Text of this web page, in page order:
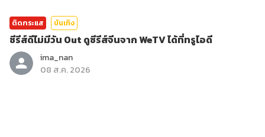
ติดกระแส บันเทิง
ซีรีส์ดีไม่มีวัน Out ดูซีรีส์จีนจาก WeTV ได้ที่ทรูไอดี
ima_nan
08 ส.ค. 2026